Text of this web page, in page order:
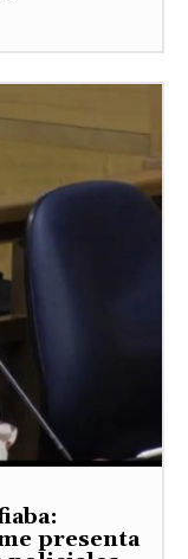
presenta